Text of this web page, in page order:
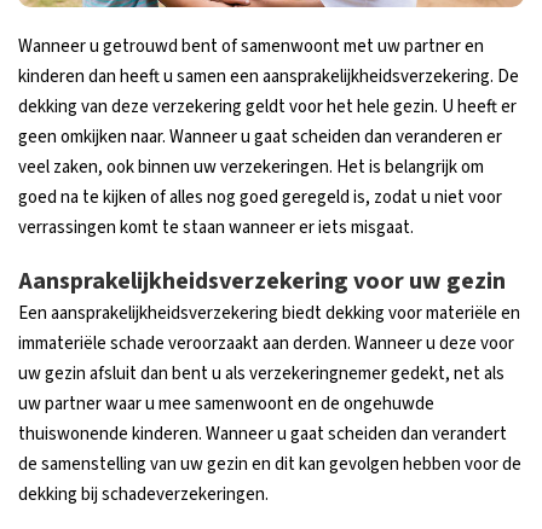
Wanneer u getrouwd bent of samenwoont met uw partner en
kinderen dan heeft u samen een aansprakelijkheidsverzekering. De
dekking van deze verzekering geldt voor het hele gezin. U heeft er
geen omkijken naar. Wanneer u gaat scheiden dan veranderen er
veel zaken, ook binnen uw verzekeringen. Het is belangrijk om
goed na te kijken of alles nog goed geregeld is, zodat u niet voor
verrassingen komt te staan wanneer er iets misgaat.
Aansprakelijkheidsverzekering voor uw gezin
Een aansprakelijkheidsverzekering biedt dekking voor materiële en
immateriële schade veroorzaakt aan derden. Wanneer u deze voor
uw gezin afsluit dan bent u als verzekeringnemer gedekt, net als
uw partner waar u mee samenwoont en de ongehuwde
thuiswonende kinderen. Wanneer u gaat scheiden dan verandert
de samenstelling van uw gezin en dit kan gevolgen hebben voor de
dekking bij schadeverzekeringen.